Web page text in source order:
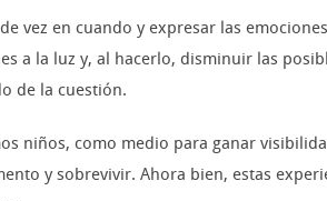
vez en cuando y expresar las
a la luz y, al hacerlo, disminuir las
de la cuestión.
niños, como medio para ganar
y sobrevivir. Ahora bien, estas